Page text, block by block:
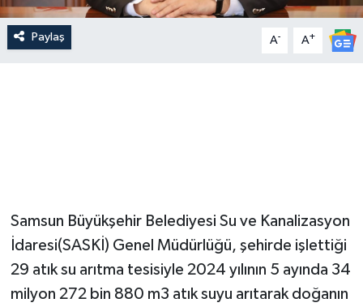
Paylaş A- A+
Samsun Büyükşehir Belediyesi Su ve Kanalizasyon
İdaresi(SASKİ) Genel Müdürlüğü, şehirde işlettiği
29 atık su arıtma tesisiyle 2024 yılının 5 ayında 34
milyon 272 bin 880 m3 atık suyu arıtarak doğanın